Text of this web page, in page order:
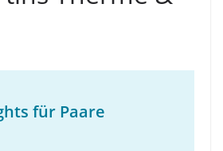
für Paare